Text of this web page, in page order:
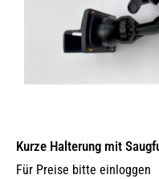
Kurze Halterung mit
Für Preise bitte einloggen